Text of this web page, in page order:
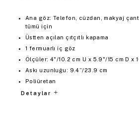
Ana göz: Telefon, cüzdan, makyaj
tümü için
Üstten açılan çıtçıtlı kapama
1 fermuarlı iç göz
Ölçüler: 4"/10.2 cm U x 5.9"/15 cm D x
Askı uzunluğu: 9.4”/23.9 cm
Poliüretan
Detaylar